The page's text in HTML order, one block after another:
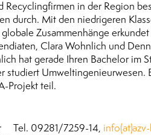
Recyclingfirmen in der Region
durch. Mit den niedrigeren
globale Zusammenhänge
Clara Wohnlich und
hat gerade Ihren Bachelor im
studiert
Projekt teil.
Tel. 09281/7259-14,